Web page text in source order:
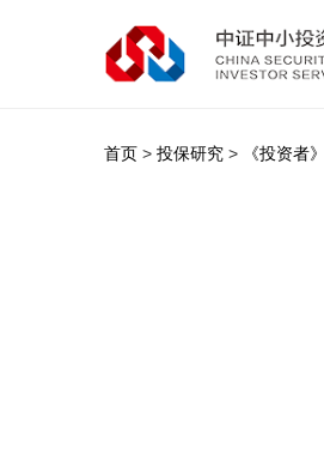
首页 > 投保研究 > 《投资者》